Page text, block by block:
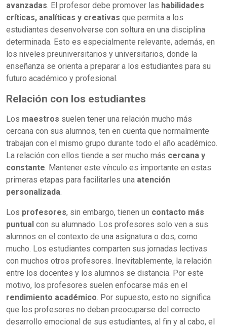
avanzadas. El profesor debe promover las habilidades
críticas, analíticas y creativas que permita a los
estudiantes desenvolverse con soltura en una disciplina
determinada. Esto es especialmente relevante, además, en
los niveles preuniversitarios y universitarios, donde la
enseñanza se orienta a preparar a los estudiantes para su
futuro académico y profesional.
Relación con los estudiantes
Los maestros suelen tener una relación mucho más
cercana con sus alumnos, ten en cuenta que normalmente
trabajan con el mismo grupo durante todo el año académico.
La relación con ellos tiende a ser mucho más cercana y
constante. Mantener este vínculo es importante en estas
primeras etapas para facilitarles una atención
personalizada.
Los profesores, sin embargo, tienen un contacto más
puntual con su alumnado. Los profesores solo ven a sus
alumnos en el contexto de una asignatura o dos, como
mucho. Los estudiantes comparten sus jornadas lectivas
con muchos otros profesores. Inevitablemente, la relación
entre los docentes y los alumnos se distancia. Por este
motivo, los profesores suelen enfocarse más en el
rendimiento académico. Por supuesto, esto no significa
que los profesores no deban preocuparse del correcto
desarrollo emocional de sus estudiantes, al fin y al cabo, el